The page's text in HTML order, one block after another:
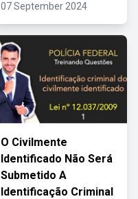
07 September 2024
O Civilmente
Identificado Não Será
Submetido A
Identificação Criminal